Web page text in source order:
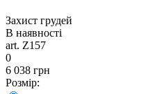
Захист грудей
В наявності
art. Z157
0
6 038 грн
Розмір: